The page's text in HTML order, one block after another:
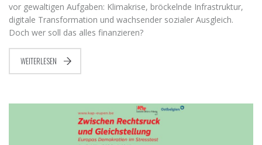
vor gewaltigen Aufgaben: Klimakrise, bröckelnde Infrastruktur,
digitale Transformation und wachsender sozialer Ausgleich.
Doch wer soll das alles finanzieren?
WEITERLESEN